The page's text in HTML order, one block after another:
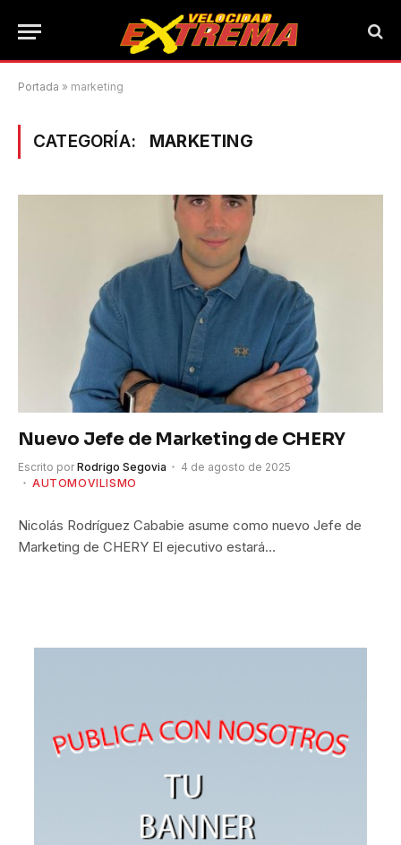
Portada » marketing
CATEGORÍA: MARKETING
Nuevo Jefe de Marketing de CHERY
Escrito por Rodrigo Segovia
4 de agosto de 2025
AUTOMOVILISMO
Nicolás Rodríguez Cababie asume como nuevo Jefe de
Marketing de CHERY El ejecutivo estará…